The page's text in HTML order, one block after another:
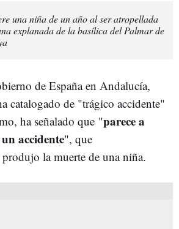
una niña de un año al ser atropellada
explanada de la basílica del Palmar de
de España en Andalucía,
catalogado de "trágico accidente"
ha señalado que "parece a
accidente", que
la muerte de una niña.